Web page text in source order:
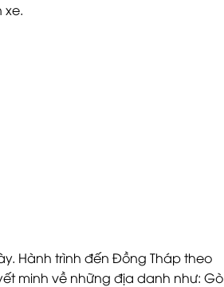
xe.
Hành trình đến Đồng Tháp theo
minh về những địa danh như: Gò